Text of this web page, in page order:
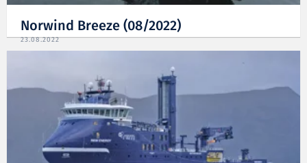
Norwind Breeze (08/2022)
23.08.2022